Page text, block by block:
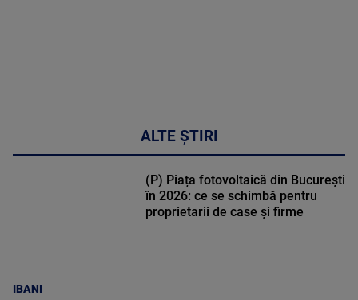
ALTE ȘTIRI
IBANI
(P) Piața fotovoltaică din București
în 2026: ce se schimbă pentru
proprietarii de case și firme